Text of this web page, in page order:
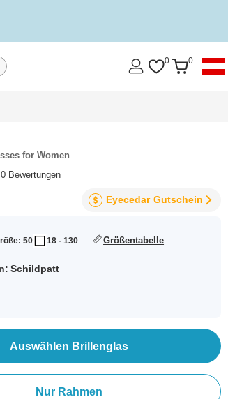
0 0
for Women
0 Bewertungen
Eyecedar Gutschein
50 18 - 130 Größentabelle
Schildpatt
Auswählen Brillenglas
Nur Rahmen